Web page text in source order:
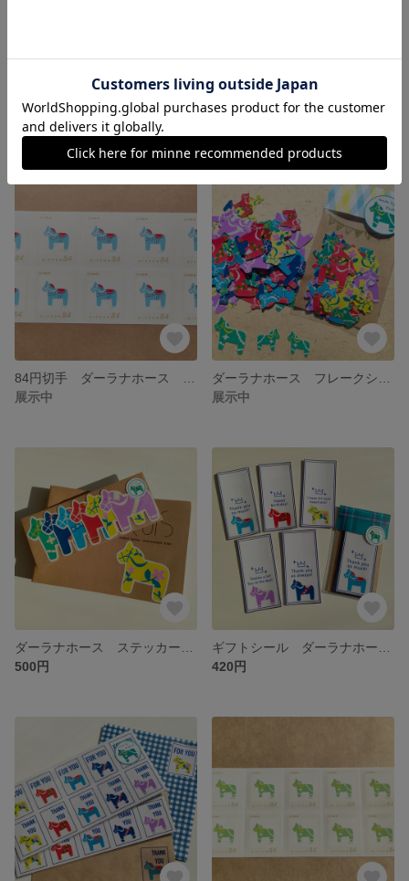
84円切手 ダーラナホース ミズイロ 4枚セット
展示中
84円切手 ダーラナホース ムラサキ 10枚セット
展示中
展示中
500円
420円